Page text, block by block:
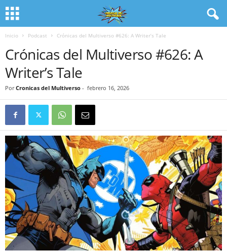
Inicio Podcast Crónicas del Multiverso #626: A Writer’s Tale
Crónicas del Multiverso #626: A
Writer’s Tale
Por Cronicas del Multiverso - febrero 16, 2026